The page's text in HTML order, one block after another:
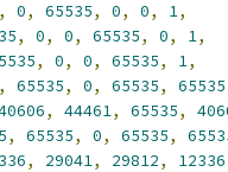
, 0, 65535, 0, 0, 1,
, 0, 0, 65535, 0, 1,
, 0, 0, 65535, 1,
, 65535, 0, 65535, 65535
, 44461, 65535,
, 65535, 0, 65535,
, 29041, 29812, 12336